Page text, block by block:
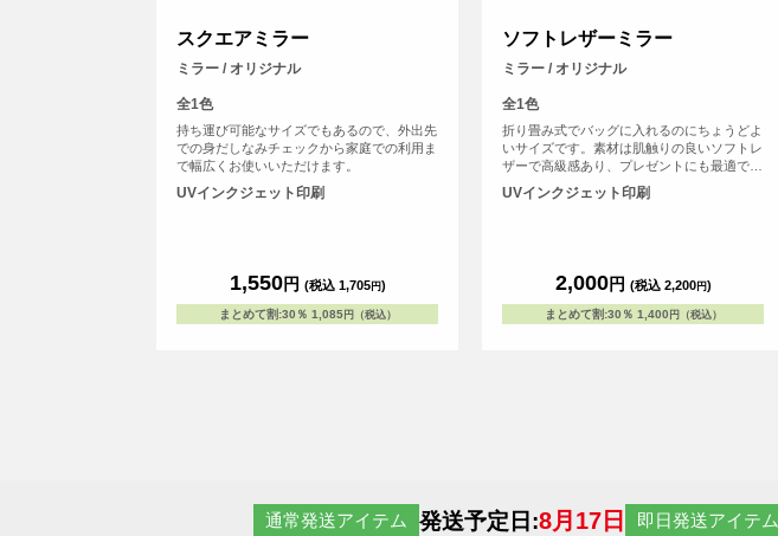
スクエアミラー
ミラー / オリジナル
全1色
持ち運び可能なサイズでもあるので、外出先
での身だしなみチェックから家庭での利用ま
で幅広くお使いいただけます。
UVインクジェット印刷
1,550円 (税込 1,705円)
まとめて割:30％ 1,085円（税込）
ソフトレザーミラー
ミラー / オリジナル
全1色
折り畳み式でバッグに入れるのにちょうどよ
いサイズです。素材は肌触りの良いソフトレ
ザーで高級感あり、プレゼントにも最適で
UVインクジェット印刷
2,000円 (税込 2,200円)
まとめて割:30％ 1,400 円（税込）
通常発送アイテム 発送予定日:8月17日 即日発送アイテム